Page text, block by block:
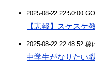
2025-08-22 22:50:00
【悲報】スケスケ
2025-08-22 22:48:52 稼
中学生がなりたい